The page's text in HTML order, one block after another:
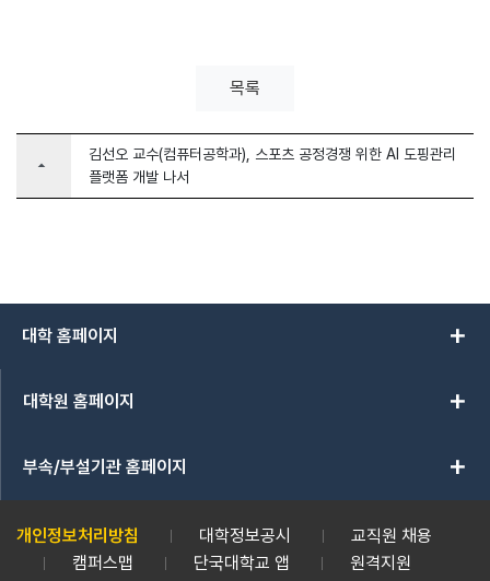
목록
arrow_drop_up
김선오 교수(컴퓨터공학과), 스포츠 공정경쟁 위한 AI 도핑관리
플랫폼 개발 나서
대학 홈페이지 add
대학원 홈페이지 add
부속/부설기관 홈페이지 add
개인정보처리방침 대학정보공시
교직원 채용
캠퍼스맵
단국대학교 앱 원격지원